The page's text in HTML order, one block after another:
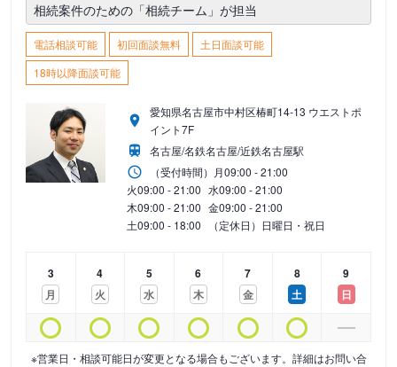
相続案件のための「相続チーム」が担当
電話相談可能 初回面談無料
土日面談可能
18時以降面談可能
愛知県名古屋市中村区椿町14-13 ウエストポ
イント7F
名古屋/名鉄名古屋/近鉄名古屋駅
（受付時間） 月09:00 - 21:00
火09:00 - 21:00 水09:00 - 21:00
木09:00 - 21:00 金09:00 - 21:00
土09:00 - 18:00 （定休日）日曜日・祝日
3
月
4
火
5
水
6
木
7
金
8
土
9
日
※営業日・相談可能日が変更となる場合もございます。詳細はお問い合